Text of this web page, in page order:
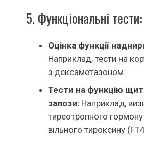
5. Функціональні тести:
Оцінка функції
Наприклад, тести на
з дексаметазоном.
Тести на функцію
залози:Наприклад,
тиреотропного гормону
вільного тироксину